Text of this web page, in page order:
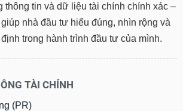
thông tin và dữ liệu tài chính chính xác –
nhà đầu tư hiểu đúng, nhìn rộng và
trong hành trình đầu tư của mình.
TÀI CHÍNH
(PR)